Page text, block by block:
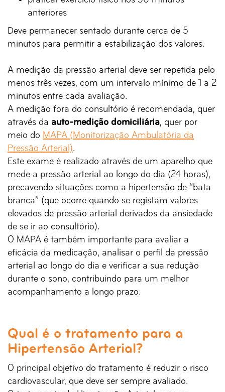
anteriores
Deve permanecer sentado durante cerca de 5
minutos para permitir a estabilização dos valores.
A medição da pressão arterial deve ser repetida pelo
menos três vezes, com um intervalo mínimo de 1 a 2
minutos entre cada avaliação.
A medição fora do consultório é recomendada, quer
através da auto-medição domiciliária, quer por
meio do MAPA (Monitorização Ambulatória da
Pressão Arterial).
Este exame é realizado através de um aparelho que
mede a pressão arterial ao longo do dia (24 horas),
precavendo situações como a hipertensão de “bata
branca” (que ocorre quando se registam valores
elevados de pressão arterial derivados da ansiedade
de se ir ao consultório).
O MAPA é também importante para avaliar a
eficácia da medicação, analisar o perfil da pressão
arterial ao longo do dia e verificar a sua redução
durante o sono, contribuindo para um melhor
acompanhamento a longo prazo.
Qual é o tratamento para a
Hipertensão Arterial?
O principal objetivo do tratamento é reduzir o risco
cardiovascular, que deve ser sempre avaliado.